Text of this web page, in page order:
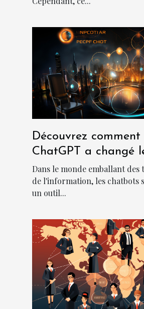
Découvrez comment
ChatGPT a changé
des chatbots
Dans le monde emballant des
de l'information, les chatbots
un outil...